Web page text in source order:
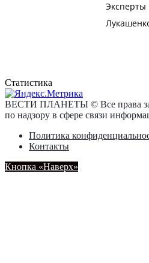
Статистика
ВЕСТИ ПЛАНЕТЫ © Все права
по надзору в сфере связи
Политика
Контакты
Кнопка «Наверх»